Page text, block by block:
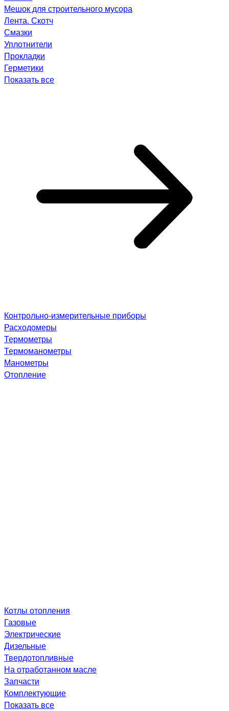
Мешок для строительного мусора
Лента. Скотч
Смазки
Уплотнители
Прокладки
Герметики
Показать все
Контрольно-измерительные приборы
Расходомеры
Термометры
Термоманометры
Манометры
Отопление
Котлы отопления
Газовые
Электрические
Дизельные
Твердотопливные
На отработанном масле
Запчасти
Комплектующие
Показать все